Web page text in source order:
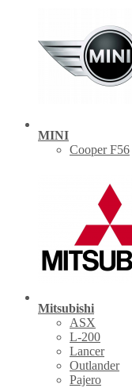
MINI
Cooper F56
Mitsubishi
ASX
L-200
Lancer
Outlander
Pajero